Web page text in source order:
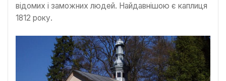
відомих і заможних людей. Найдавнішою є каплиця
1812 року.